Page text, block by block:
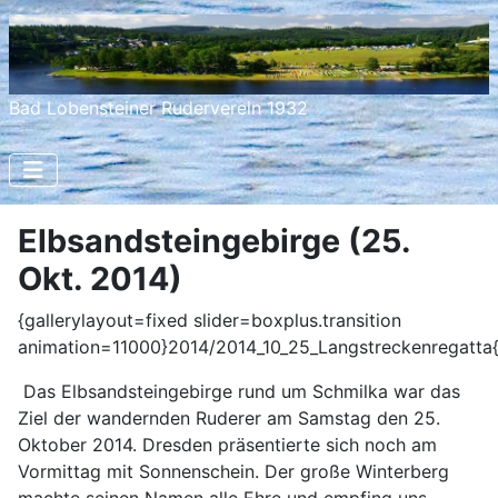
Bad Lobensteiner Ruderverein 1932
Elbsandsteingebirge (25.
Okt. 2014)
{gallerylayout=fixed slider=boxplus.transition
animation=11000}2014/
Das Elbsandsteingebirge rund um Schmilka war das
Ziel der wandernden Ruderer am Samstag den 25.
Oktober 2014. Dresden präsentierte sich noch am
Vormittag mit Sonnenschein. Der große Winterberg